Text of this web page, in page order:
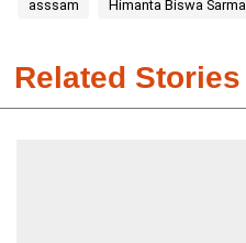
asssam Himanta Biswa Sarma
Related Stories